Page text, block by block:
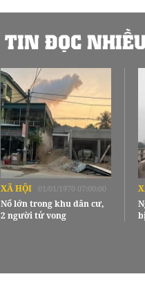
TIN ĐỌC
XÃ HỘI 01/01/1970 07:00:00
Nổ lớn trong khu dân cư,
2 người tử vong